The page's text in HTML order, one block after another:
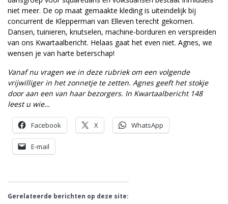
niet meer. De op maat gemaakte kleding is uiteindelijk bij
concurrent de Klepperman van Elleven terecht gekomen.
Dansen, tuinieren, knutselen, machine-borduren en verspreiden
van ons Kwartaalbericht. Helaas gaat het even niet. Agnes, we
wensen je van harte beterschap!
Vanaf nu vragen we in deze rubriek om een volgende
vrijwilliger in het zonnetje te zetten. Agnes geeft het stokje
door aan een van haarbezorgers. In Kwartaalbericht 148
leest u wie…
Facebook X WhatsApp
E-mail
Gerelateerde berichten op deze site: